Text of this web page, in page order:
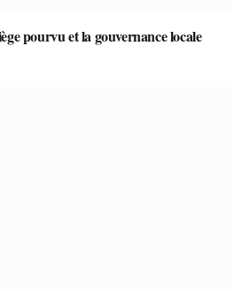
pourvu et la gouvernance locale